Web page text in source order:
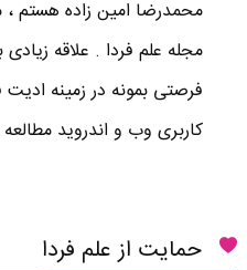
محمدرضا امين زاده هستم ،
مجله علم فردا . علاقه
فرصتی بمونه در زمینه
کاربری وب و اندروید
حمایت از علم فردا